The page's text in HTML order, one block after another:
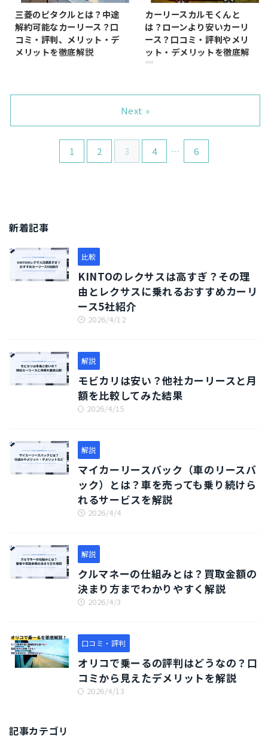
た、ハブライドよりもおすすめ
の「クルマテラス」についても
紹介しているので、信用回復ロ
ーンで車を買うことを検討して
いる人は、ぜひ参考にしてくだ
ドとは？ ハブライドは、株式会
社インターシフト ...
を上げているニコノリですが、
その一方で「ニコノリってどん
なサービスなの？」と、ニコノ
リについて知らない人はまだ多
いです。 そこで本記事では、ニ
コノリについてわかりやすく解
するので、ニコノリについて詳
しく知りたい ...
三菱のピタクルとは？中途
解約可能なカーリース？口
コミ・評判、メリット・デ
メリットを徹底解説
ルの何がメリットなの？」と思
うかもしれませんが、指定のラ
イフイベントによる乗り換え・
中途解約は、解約金が免除され
支払い総額の比較、取り扱い車
種などを紹介するので、ピタク
ルについて詳しく知りたい人は
ぜひ参考にしてください。 ＼解
約金ゼロで中途解約できる ...
カーリースカルモくんと
は？ローンより安いカーリ
ース？口コミ・評判やメリ
ット・デメリットを徹底解
説
者数が累計30万人を突破した人
気のカーリースです。 その一方
で、「カルモくんはやばい」
「カルモくんは高い」など、ネ
ガティブな声をネット上で見聞
比較、取り扱い車種などを紹介
するので、カーリースカルモ ...
1 2 3 4 … 6
Next »
新着記事
比較
KINTOのレクサスは高すぎ？その理
由とレクサスに乗れるおすすめカーリ
ース5社紹介
2026/4/12
解説
モビカリは安い？他社カーリースと月
額を比較してみた結果
2026/4/15
解説
マイカーリースバック（車のリースバ
ック）とは？車を売っても乗り続けら
れるサービスを解説
2026/4/4
解説
クルマネーの仕組みとは？買取金額の
決まり方までわかりやすく解説
2026/4/3
口コミ・評判
オリコで乗ーるの評判はどうなの？口
コミから見えたデメリットを解説
2026/4/13
記事カテゴリ